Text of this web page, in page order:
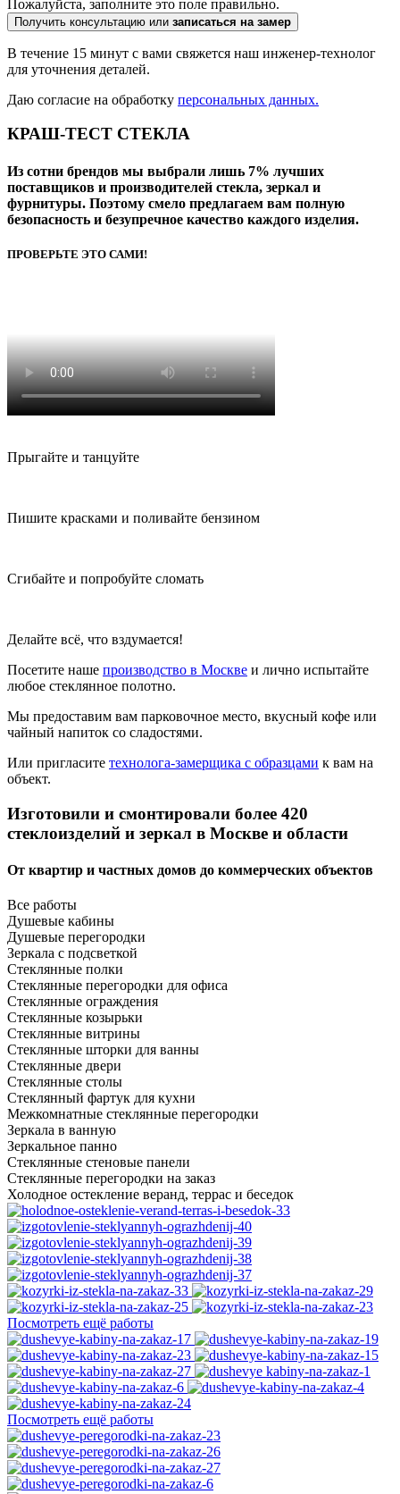
Пожалуйста, заполните это поле правильно.
Получить консультацию или записаться на замер
В течение 15 минут с вами свяжется наш инженер-технолог
для уточнения деталей.
Даю согласие на обработку персональных данных.
КРАШ-ТЕСТ СТЕКЛА
Из сотни брендов мы выбрали лишь 7% лучших
поставщиков и производителей стекла, зеркал и
фурнитуры. Поэтому смело предлагаем вам полную
безопасность и безупречное качество каждого изделия.
ПРОВЕРЬТЕ ЭТО САМИ!
Прыгайте и танцуйте
Пишите красками и поливайте бензином
Сгибайте и попробуйте сломать
Делайте всё, что вздумается!
Посетите наше производство в Москве и лично испытайте
любое стеклянное полотно.
Мы предоставим вам парковочное место, вкусный кофе или
чайный напиток со сладостями.
Или пригласите технолога-замерщика с образцами к вам на
объект.
Изготовили и смонтировали более 420
стеклоизделий и зеркал в Москве и области
От квартир и частных домов до коммерческих объектов
Все работы
Душевые кабины
Душевые перегородки
Зеркала с подсветкой
Стеклянные полки
Стеклянные перегородки для офиса
Стеклянные ограждения
Стеклянные козырьки
Стеклянные витрины
Стеклянные шторки для ванны
Стеклянные двери
Стеклянные столы
Стеклянный фартук для кухни
Межкомнатные стеклянные перегородки
Зеркала в ванную
Зеркальное панно
Стеклянные стеновые панели
Стеклянные перегородки на заказ
Холодное остекление веранд, террас и беседок
Посмотреть ещё работы
Посмотреть ещё работы